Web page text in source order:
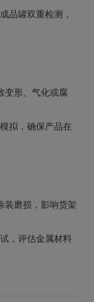
品罐双重检测，
变形、气化或腐
拟 ，确保产品在
装磨损，影响货架
，评估金属材料